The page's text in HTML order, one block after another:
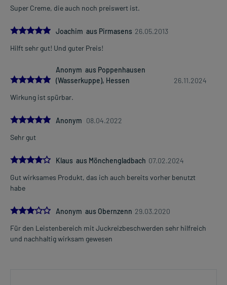
Super Creme, die auch noch preiswert ist.
5.0
Joachim aus Pirmasens 26.05.2013
Hilft sehr gut! Und guter Preis!
5.0
Anonym aus Poppenhausen
(Wasserkuppe), Hessen
26.11.2024
Wirkung ist spürbar.
5.0Anonym 08.04.2022
Sehr gut
4.0
Klaus aus Mönchengladbach 07.02.2024
Gut wirksames Produkt, das ich auch bereits vorher benutzt
habe
3.0Anonym aus Obernzenn 29.03.2020
Für den Leistenbereich mit Juckreizbeschwerden sehr hilfreich
und nachhaltig wirksam gewesen